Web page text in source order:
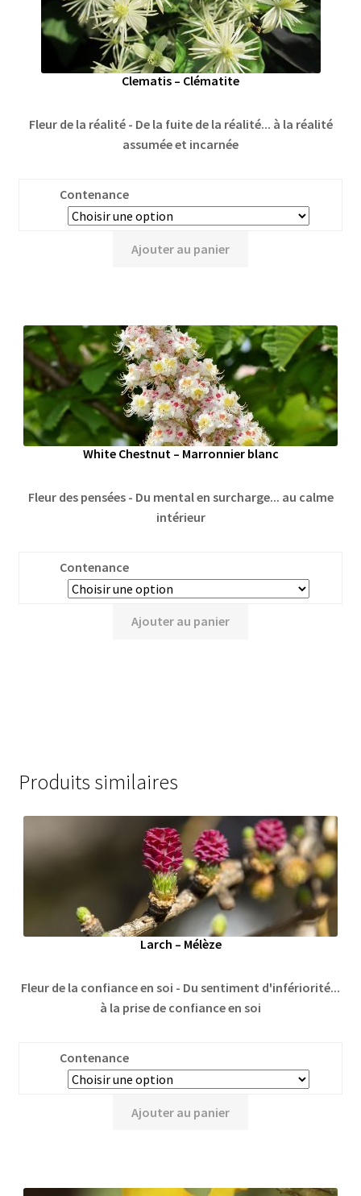
Clematis – Clématite
Fleur de la réalité - De la fuite de la réalité... à la réalité
assumée et incarnée
Contenance
Ajouter au panier
White Chestnut – Marronnier blanc
Fleur des pensées - Du mental en surcharge... au calme
intérieur
Contenance
Ajouter au panier
Produits similaires
Larch – Mélèze
Fleur de la confiance en soi - Du sentiment d'infériorité...
à la prise de confiance en soi
Contenance
Ajouter au panier